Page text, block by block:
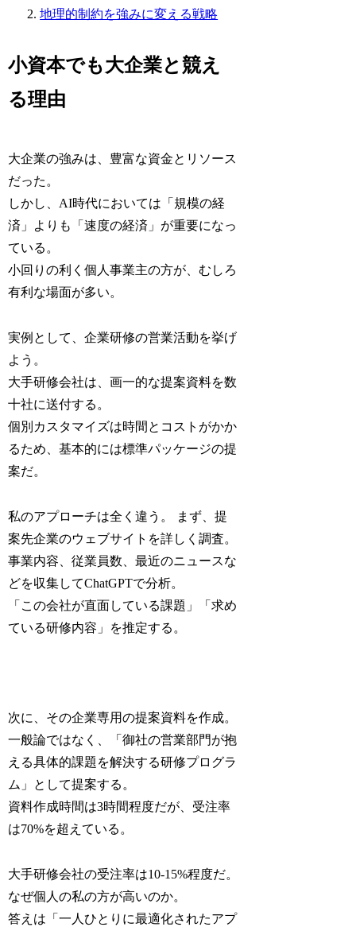
地理的制約を強みに変える戦略
小資本でも大企業と競え
る理由
大企業の強みは、豊富な資金とリソース
だった。
しかし、AI時代においては「規模の経
済」よりも「速度の経済」が重要になっ
ている。
小回りの利く個人事業主の方が、むしろ
有利な場面が多い。
実例として、企業研修の営業活動を挙げ
よう。
大手研修会社は、画一的な提案資料を数
十社に送付する。
個別カスタマイズは時間とコストがかか
るため、基本的には標準パッケージの提
案だ。
私のアプローチは全く違う。 まず、提
案先企業のウェブサイトを詳しく調査。
事業内容、従業員数、最近のニュースな
どを収集してChatGPTで分析。
「この会社が直面している課題」「求め
ている研修内容」を推定する。
次に、その企業専用の提案資料を作成。
一般論ではなく、「御社の営業部門が抱
える具体的課題を解決する研修プログラ
ム」として提案する。
資料作成時間は3時間程度だが、受注率
は70%を超えている。
大手研修会社の受注率は10-15%程度だ。
なぜ個人の私の方が高いのか。
答えは「一人ひとりに最適化されたアプ